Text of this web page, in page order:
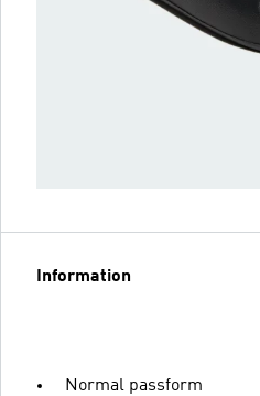
Information
Normal passform